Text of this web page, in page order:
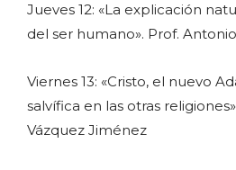
Jueves 12: «La explicación
del ser humano». Prof.
Viernes 13: «Cristo, el nuevo
salvífica en las otras
Vázquez Jiménez